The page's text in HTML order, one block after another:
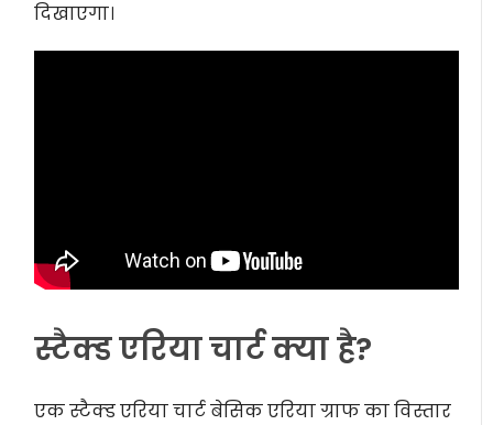
दिखाएगा।
स्टैक्ड एरिया चार्ट क्या है?
एक स्टैक्ड एरिया चार्ट बेसिक एरिया ग्राफ का विस्तार